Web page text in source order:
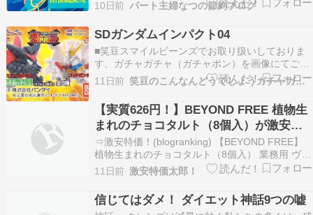
が含まれています こんにちは LUSH公式さんで
50%OFFクーポンが出ています✨✅～7/31
23:59✅1人3個まで使える✅3,980…
10日前 パート主婦なつの節約ブログ
SDガンダムインパクト04
■笑豆スマイルビーンズでお取り扱いしておりま
す、ガチャガチャ（ガチャポン）を画像にてご紹
介しております。今回は、機動戦士ガンダムシリ
ーズより『SDガンダムインパクト04』となりま
す。内容はゴッドガンダム、マスターガンダム、
アカツキ、武者精太頑駄無、ダブルオーガンダム
トランザムモー…
11日前 笑豆のこんなんどうでしょうガチャガチャ編
【実質626円！】BEYOND FREE 植物生
まれのチョコタルト（8個入）が激安特
価！
⇒激安特価！(blogranking) 【BEYOND FREE】
植物生まれのチョコタルト（8個入） 業務用 ヴィ
ーガン ビーガン ベジタリアン インバウンド イン
バウンド対応 小麦不使用 卵不使用 乳不使用 アレ
ルギー アレルギー対応 冷凍 冷凍食品 プラントベ
ース 植物由来…
11日前 激安特価太郎！
信じてはダメ！ ダイエット神話9つの嘘